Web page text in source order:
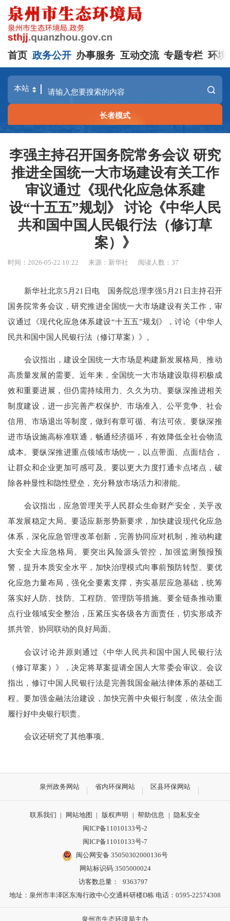
首页 政务公开 办事服务 互动交流 专题专栏 环境
长者模式
李强主持召开国务院常务会议 研究
推进全国统一大市场建设有关工作
审议通过《现代化应急体系建
设“十五五”规划》 讨论《中华人民
共和国中国人民银行法（修订草
案）》
时间：2026-05-22 10:22 来源：新华社 阅读人数：37
新华社北京5 月 21 日电 国务院总理李强5 月 21 日主持召开
国务院常务会议，研究推进全国统一大市场建设有关工作，审
议通过《现代化应急体系建设“十五五”规划》，讨论《中华人
民共和国中国人民银行法（修订草案）》。
会议指出，建设全国统一大市场是构建新发展格局、推动
高质量发展的需要。近年来，全国统一大市场建设取得积极成
效和重要进展，但仍需持续用力、久久为功。要纵深推进相关
制度建设，进一步完善产权保护、市场准入、公平竞争、社会
信用、市场退出等制度，做到有章可循、有法可依。要纵深推
进市场设施高标准联通，畅通经济循环，有效降低全社会物流
成本。要纵深推进重点领域市场统一，以点带面、点面结合，
让群众和企业更加可感可及。要以更大力度打通卡点堵点，破
除各种显性和隐性壁垒，充分释放市场活力和潜能。
会议指出，应急管理关乎人民群众生命财产安全，关乎改
革发展稳定大局。要适应新形势新要求，加快建设现代化应急
体系，深化应急管理改革创新，完善协同应对机制，推动构建
大安全大应急格局。要突出风险源头管控，加强监测预报预
警，提升本质安全水平，加快治理模式向事前预防转型。要优
化应急力量布局，强化全要素支撑，夯实基层应急基础，统筹
落实好人防、技防、工程防、管理防等措施。要全链条推动重
点行业领域安全整治，压紧压实各级各方面责任，切实形成齐
抓共管、协同联动的良好局面。
会议讨论并原则通过《中华人民共和国中国人民银行法
（修订草案）》，决定将草案提请全国人大常委会审议。会议
指出，修订中国人民银行法是完善我国金融法律体系的基础工
程。要加强金融法治建设，加快完善中央银行制度，依法全面
履行好中央银行职责。
会议还研究了其他事项。
泉州政务网站 省内环保网站 区县环保网站
联系我们 | 网站地图 | 版权声明 | 帮助信息 | 隐私安全
闽ICP备11010133号-2
闽ICP备11010133号-7
闽公网安备 35050302000136号
网站标识码:3505000024
访客数总量：
9363797
地址：泉州市丰泽区东海行政中心交通科研楼D栋 电话：0595-22574308
泉州市生态环境局主办